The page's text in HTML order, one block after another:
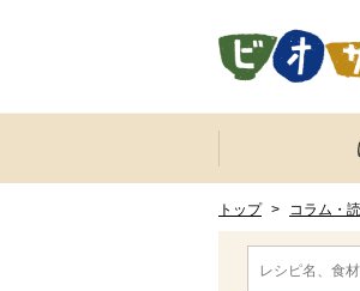
ここからサイト内共通メニューです。
サイト内共通メニューをスキップする
トップ > コラム・
ここから消費材
消費材検索メニ
ここから本文で